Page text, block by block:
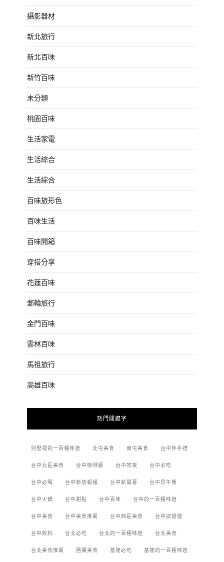
攝影器材
新北旅行
新北百味
新竹百味
未分類
桃園百味
生活家電
生活綜合
生活綜合
百味旅形色
百味生活
百味開箱
穿搭分享
花蓮百味
郵輪旅行
金門百味
雲林百味
馬祖旅行
高雄百味
熱門關鍵字
別墅裡的一百種味道 北屯美食 南屯美食 台中伴手禮
台中北區美食 台中咖啡廳 台中宵夜 台中必吃
台中必喝 台中新店報報 台中新開幕 台中早午餐
台中火鍋 台中甜點 台中百味 台中的一百種味道
台中美食 台中美食推薦 台中西區美食 台中試營運
台中飲料 台北必吃 台北的一百種味道 台北美食
台北美食推薦 團購美食 基隆必吃 基隆的一百種味道